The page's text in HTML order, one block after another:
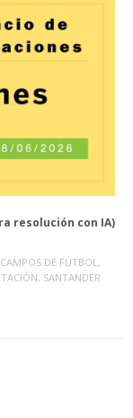
resolución con IA)
CAMPOS DE FÚTBOL ,
, SANTANDER